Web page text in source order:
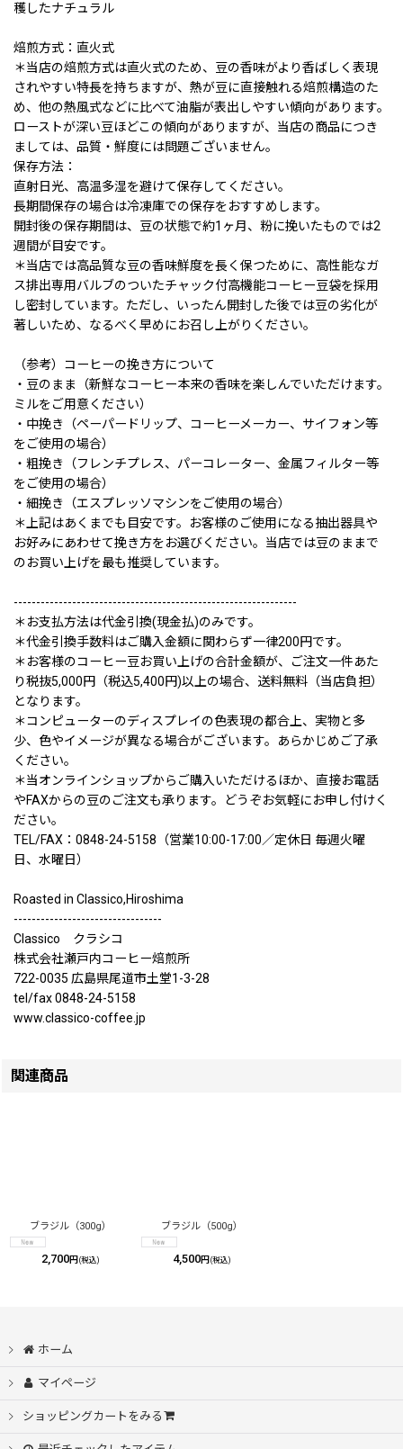
穫したナチュラル
焙煎方式：直火式
＊当店の焙煎方式は直火式のため、豆の香味がより香ばしく表現
されやすい特長を持ちますが、熱が豆に直接触れる焙煎構造のた
め、他の熱風式などに比べて油脂が表出しやすい傾向があります。
ローストが深い豆ほどこの傾向がありますが、当店の商品につき
ましては、品質・鮮度には問題ございません。
保存方法：
直射日光、高温多湿を避けて保存してください。
長期間保存の場合は冷凍庫での保存をおすすめします。
開封後の保存期間は、豆の状態で約1ヶ月、粉に挽いたものでは2
週間が目安です。
＊当店では高品質な豆の香味鮮度を長く保つために、高性能なガ
ス排出専用バルブのついたチャック付高機能コーヒー豆袋を採用
し密封しています。ただし、いったん開封した後では豆の劣化が
著しいため、なるべく早めにお召し上がりください。
（参考）コーヒーの挽き方について
・豆のまま（新鮮なコーヒー本来の香味を楽しんでいただけます。
ミルをご用意ください）
・中挽き（ペーパードリップ、コーヒーメーカー、サイフォン等
をご使用の場合）
・粗挽き（フレンチプレス、パーコレーター、金属フィルター等
をご使用の場合）
・細挽き（エスプレッソマシンをご使用の場合）
＊上記はあくまでも目安です。お客様のご使用になる抽出器具や
お好みにあわせて挽き方をお選びください。当店では豆のままで
のお買い上げを最も推奨しています。
---------------------------------------------------------------
＊お支払方法は代金引換(現金払)のみです。
＊代金引換手数料はご購入金額に関わらず一律200円です。
＊お客様のコーヒー豆お買い上げの合計金額が、ご注文一件あた
り税抜5,000円（税込5,400円)以上の場合、送料無料（当店負担）
となります。
＊コンピューターのディスプレイの色表現の都合上、実物と多
少、色やイメージが異なる場合がございます。あらかじめご了承
ください。
＊当オンラインショップからご購入いただけるほか、直接お電話
やFAXからの豆のご注文も承ります。どうぞお気軽にお申し付けく
ださい。
TEL/FAX：0848-24-5158（営業10:00-17:00／定休日 毎週火曜
日、水曜日）
Roasted in Classico,Hiroshima
---------------------------------
Classico クラシコ
株式会社瀬戸内コーヒー焙煎所
722-0035 広島県尾道市土堂1-3-28
tel/fax 0848-24-5158
www.classico-coffee.jp
関連商品
ブラジル（300g）
2,700円 (税込)
ブラジル（500g）
4,500円 (税込)
ホーム
マイページ
ショッピングカートをみる